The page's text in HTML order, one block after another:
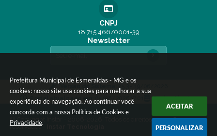
Prefeitura Municipal de Esmeraldas - MG e os
cookies: nosso site usa cookies para melhorar a sua
experiência de navegação. Ao continuar você
concorda com a nossa Política de Cookies e
Privacidade.
ACEITAR
PERSONALIZAR
CNPJ
18.715.466/0001-39
Newsletter
Portal atualizado em:
05/08/2026 17:01 Dados Abertos
© Copyright Instar - 2006-2026. Todos os direitos
reservados -